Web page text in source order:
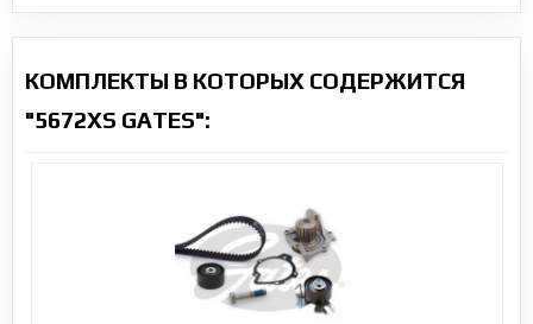
КОМПЛЕКТЫ В КОТОРЫХ СОДЕРЖИТСЯ
"5672XS GATES":